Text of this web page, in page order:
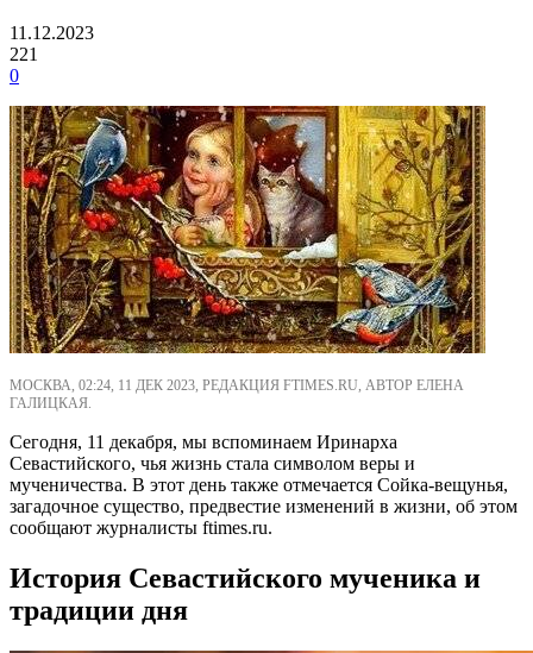
11.12.2023
221
0
МОСКВА, 02:24, 11 ДЕК 2023, РЕДАКЦИЯ FTIMES.RU, АВТОР ЕЛЕНА
ГАЛИЦКАЯ.
Сегодня, 11 декабря, мы вспоминаем Иринарха
Севастийского, чья жизнь стала символом веры и
мученичества. В этот день также отмечается Сойка-вещунья,
загадочное существо, предвестие изменений в жизни, об этом
сообщают журналисты ftimes.ru.
История Севастийского мученика и
традиции дня